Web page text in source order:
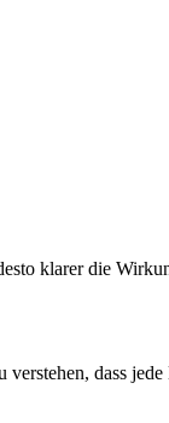
klarer die
dass